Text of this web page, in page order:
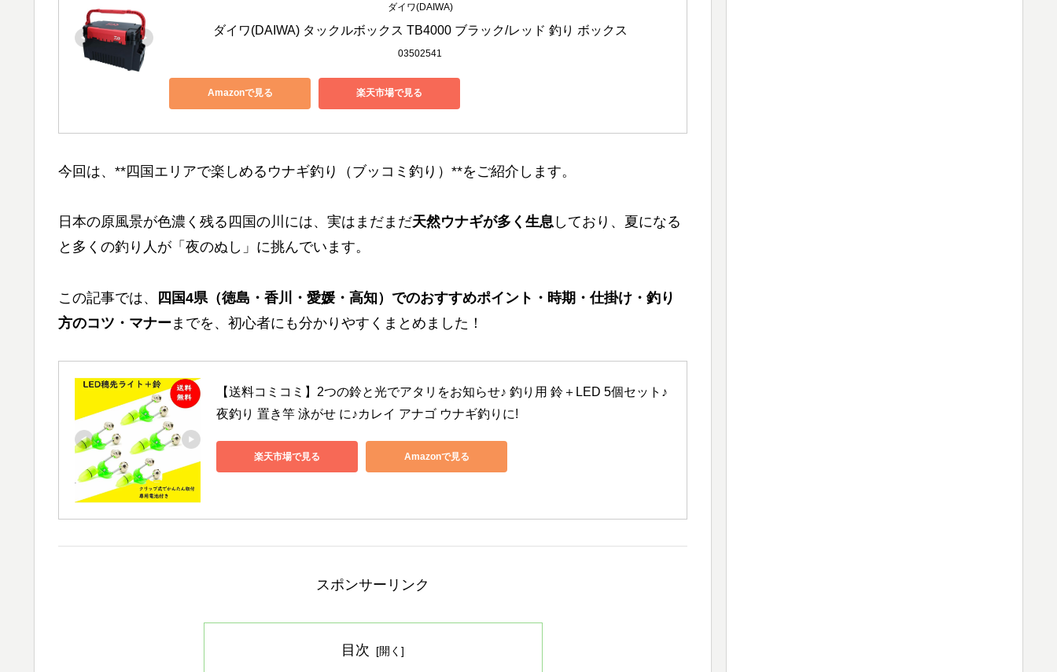
ダイワ(DAIWA)
ダイワ(DAIWA) タックルボックス TB4000 ブラック/レッド 釣り ボックス
03502541
Amazonで見る 楽天市場で見る
今回は、**四国エリアで楽しめるウナギ釣り（ブッコミ釣り）**をご紹介します。
日本の原風景が色濃く残る四国の川には、実はまだまだ天然ウナギが多く生息 しており、夏になる
と多くの釣り人が「夜のぬし」に挑んでいます。
この記事では、
四国4県（徳島・香川・愛媛・高知）でのおすすめポイント・時期・仕掛け・釣り
方のコツ・マナー までを、初心者にも分かりやすくまとめました！
【送料コミコミ】2つの鈴と光でアタリをお知らせ♪ 釣り用 鈴＋LED 5個セット♪
夜釣り 置き竿 泳がせ に♪カレイ アナゴ ウナギ釣りに!
楽天市場で見る Amazonで見る
スポンサーリンク
目次